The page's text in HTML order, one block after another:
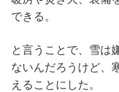
できる。
と言うことで、雪は
ないんだろうけど、
えることにした。